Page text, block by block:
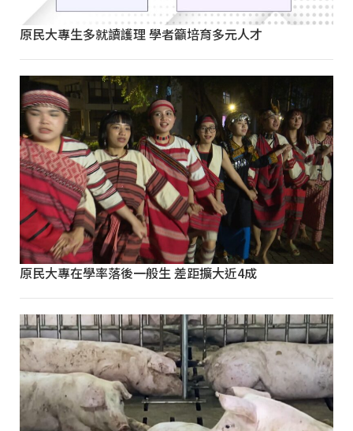
原民大專生多就讀護理 學者籲培育多元人才
原民大專在學率落後一般生 差距擴大近4成